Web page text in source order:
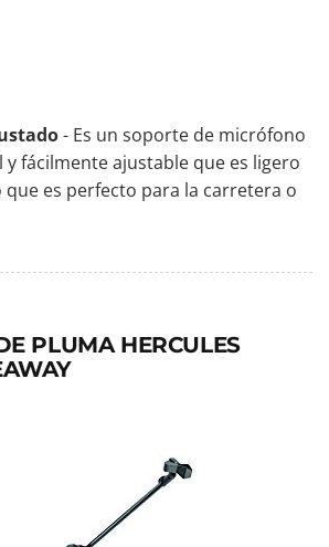
- Es un soporte de micrófono
fácilmente ajustable que es ligero
es perfecto para la carretera o
PLUMA HERCULES